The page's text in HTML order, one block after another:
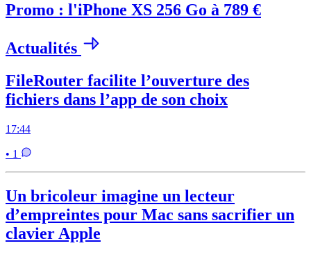
Promo : l'iPhone XS 256 Go à 789 €
Actualités
FileRouter facilite l’ouverture des
fichiers dans l’app de son choix
17:44
• 1
Un bricoleur imagine un lecteur
d’empreintes pour Mac sans sacrifier un
clavier Apple